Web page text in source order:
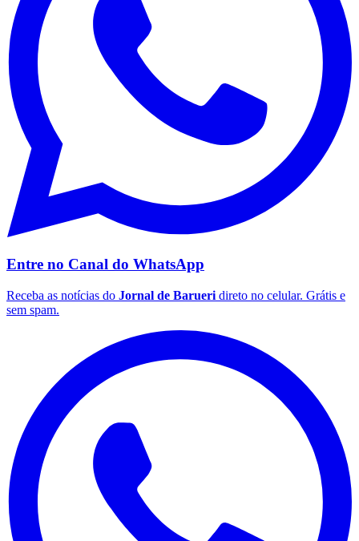
Entre no Canal do WhatsApp
Receba as notícias do Jornal de Barueri direto no celular. Grátis e
sem spam.